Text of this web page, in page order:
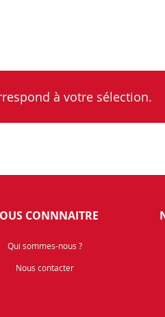
à votre sélection.
CONNNAITRE
Qui sommes-nous ?
Nous contacter